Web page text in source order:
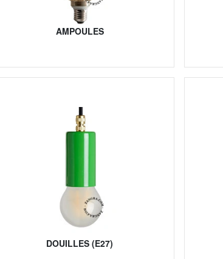
AMPOULES
DOUILLES (E27)